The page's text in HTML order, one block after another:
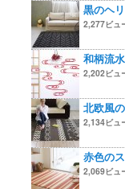
黒のヘ
2,277ビュ
和柄流
2,202ビュ
北欧風
2,134ビュ
赤色の
2,069ビュ